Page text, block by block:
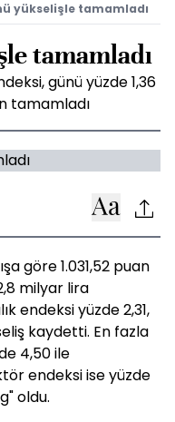
yükselişle tamamladı
tamamladı
günü yüzde 1,36
tamamladı
göre 1.031,52 puan
milyar lira
endeksi yüzde 2,31,
kaydetti. En fazla
4,50 ile
endeksi ise yüzde
oldu.